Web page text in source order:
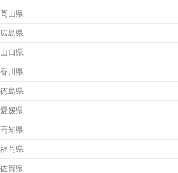
岡山県
広島県
山口県
香川県
徳島県
愛媛県
高知県
福岡県
佐賀県